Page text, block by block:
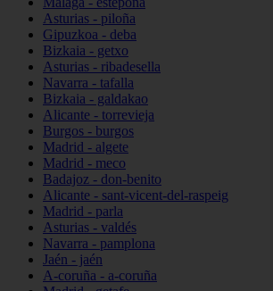
Asturias - piloña
Gipuzkoa - deba
Bizkaia - getxo
Asturias - ribadesella
Navarra - tafalla
Bizkaia - galdakao
Alicante - torrevieja
Burgos - burgos
Madrid - algete
Madrid - meco
Badajoz - don-benito
Alicante - sant-vicent-del-raspeig
Madrid - parla
Asturias - valdés
Navarra - pamplona
Jaén - jaén
A-coruña - a-coruña